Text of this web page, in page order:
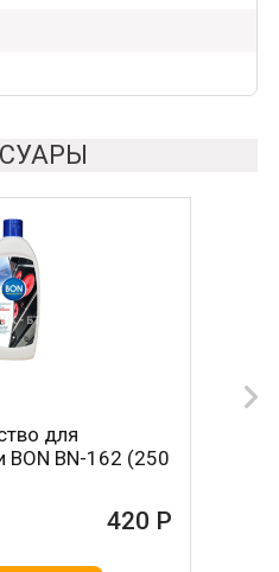
для
BON BN-162 (250
420 Р
за
BON BN-603